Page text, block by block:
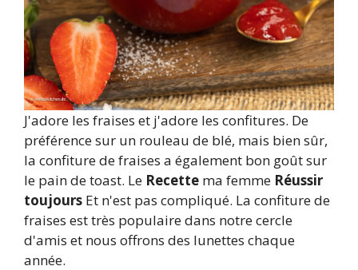
J'adore les fraises et j'adore les confitures. De
préférence sur un rouleau de blé, mais bien sûr,
la confiture de fraises a également bon goût sur
le pain de toast. Le Recette ma femme Réussir
toujours Et n'est pas compliqué. La confiture de
fraises est très populaire dans notre cercle
d'amis et nous offrons des lunettes chaque
année.